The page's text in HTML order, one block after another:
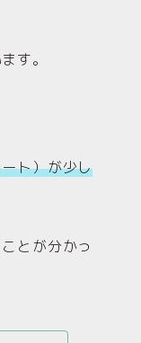
す。
ト）が少し
とが分かっ